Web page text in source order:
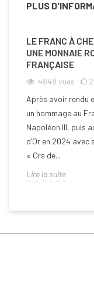
PLUS
LE FRANC À
UNE MONNAIE
FRANÇAISE
4848 vues 2
Après avoir rendu
un hommage au
Napoléon III, puis
d’Or en 2024 avec
« Ors de...
Lire la suite